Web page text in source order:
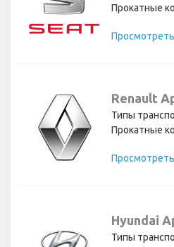
Прокатные
Renault
Типы
Прокатные
Hyundai
Типы